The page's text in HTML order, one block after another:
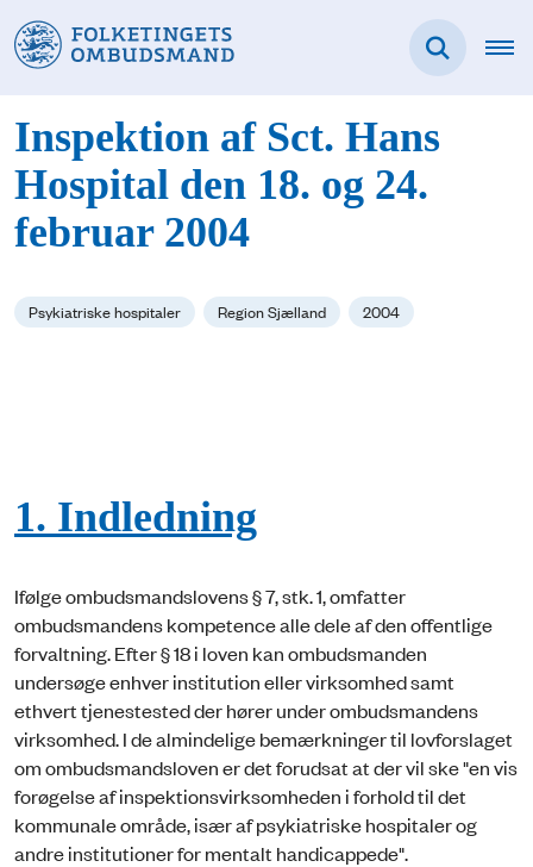
Inspektion af Sct. Hans
Hospital den 18. og 24.
februar 2004
Psykiatriske hospitaler Region Sjælland 2004
1. Indledning
Ifølge ombudsmandslovens § 7, stk. 1, omfatter
ombudsmandens kompetence alle dele af den offentlige
forvaltning. Efter § 18 i loven kan ombudsmanden
undersøge enhver institution eller virksomhed samt
ethvert tjenestested der hører under ombuds­mandens
virksomhed. I de almindelige bemærkninger til lovforslaget
om ombudsmandsloven er det forudsat at der vil ske "en vis
forøgelse af inspektionsvirksomheden i forhold til det
kommunale område, især af psykiatriske hospitaler og
andre institutioner for mentalt handicappede".